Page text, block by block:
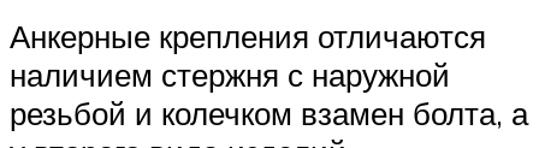
Анкерные крепления отличаются
наличием стержня с наружной
резьбой и колечком взамен болта, а